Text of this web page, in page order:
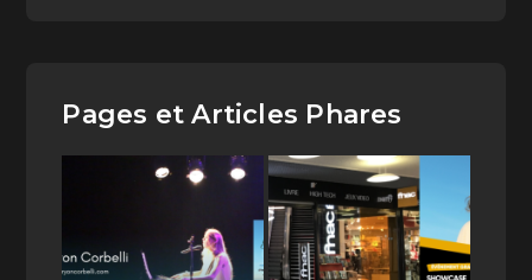
Pages et Articles Phares